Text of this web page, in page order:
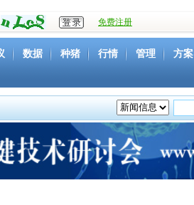
免费注册
数据 种猪 行情 管理 方案
育种 营养 环境 猪病 视频